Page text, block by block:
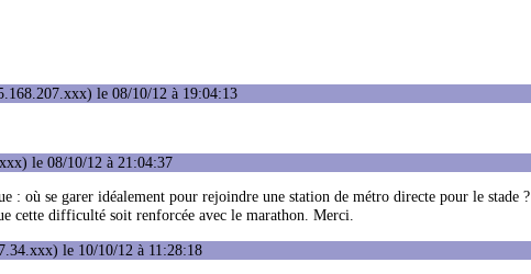
le 08/10/12 à 19:04:13
le 08/10/12 à 21:04:37
: où se garer idéalement pour rejoindre une station de métro directe pour le stade ?
cette difficulté soit renforcée avec le marathon. Merci.
le 10/10/12 à 11:28:18